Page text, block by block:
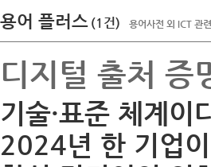
용어 플러스 (1건) 용어사전 외 ICT 관
디지털 출처
기술·표준 체계이
2024년 한 기업